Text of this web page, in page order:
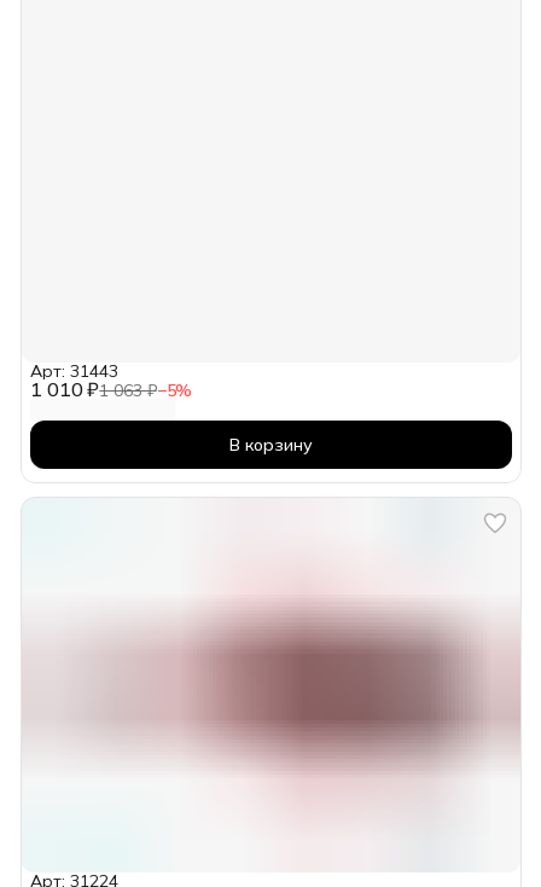
1 010 ₽1 063 ₽−5%
Арт: 31443
В корзину
Арт: 31224